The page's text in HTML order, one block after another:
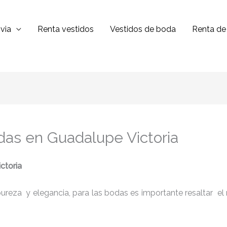
Renta vestidos Vestidos de boda Renta
en Guadalupe Victoria
y elegancia, para las bodas es importante resaltar